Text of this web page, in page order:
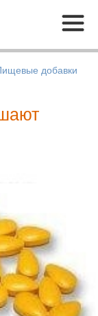
Меню
добавки